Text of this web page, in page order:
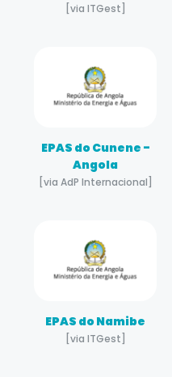
[via ITGest]
EPAS do Cunene -
Angola
[via AdP Internacional]
EPAS do Namibe
[via ITGest]